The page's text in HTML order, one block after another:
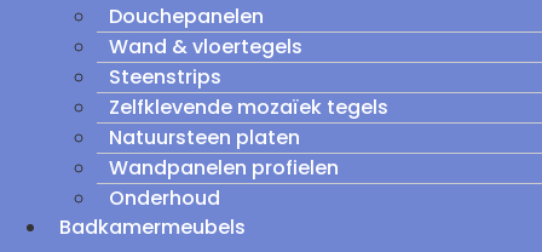
Douchepanelen
Wand & vloertegels
Steenstrips
Zelfklevende mozaïek tegels
Natuursteen platen
Wandpanelen profielen
Onderhoud
Badkamermeubels